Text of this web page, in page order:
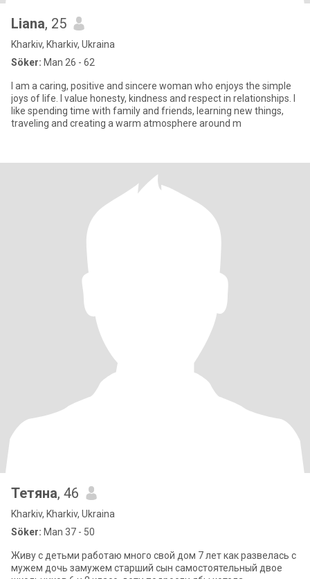
Liana, 25
Kharkiv, Kharkiv, Ukraina
Söker: Man 26 - 62
I am a caring, positive and sincere woman who enjoys the simple
joys of life. I value honesty, kindness and respect in relationships. I
like spending time with family and friends, learning new things,
traveling and creating a warm atmosphere around m
Тетяна, 46
Kharkiv, Kharkiv, Ukraina
Söker: Man 37 - 50
Живу с детьми работаю много свой дом 7 лет как развелась с
мужем дочь замужем старший сын самостоятельный двое